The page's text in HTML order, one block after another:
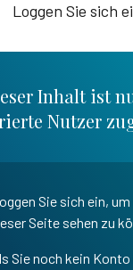
Loggen Sie sich
Inhalt ist
Nutzer
Sie sich ein, um
Seite sehen zu
Sie noch kein Konto